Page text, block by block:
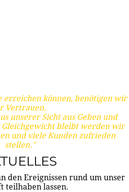
erreichen können, benötigen wir
Vertrauen.
unserer Sicht aus Geben und
Gleichgewicht bleibt werden wir
und viele Kunden zufrieden
stellen."
den Ereignissen rund um unser
teilhaben lassen.